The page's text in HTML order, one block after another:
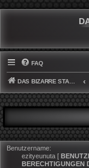
FAQ
DAS BIZARRE STAHLWERK
Benutzername:
ezityeunuta [
BERECHTIGUNGEN